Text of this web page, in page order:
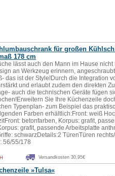
für großen
178 cm
lässt auch den Mann im Hause
an Werkzeug erinnern,
das ist der Style!Durch die Integration
und erlaubt zudem den direkten
auch die technischen Geräte fügen
Sie Ihre Küchenzeile
Typenplan- zum Beispiel das
Farben erhältlich:Front: weiß
betonfarben, Korpus: grafit,
grafit, passende Arbeitsplatte
schwarzDetails:2 TürenTüren
56/55/178
Versandkosten 30,95€
»Tu lsa«